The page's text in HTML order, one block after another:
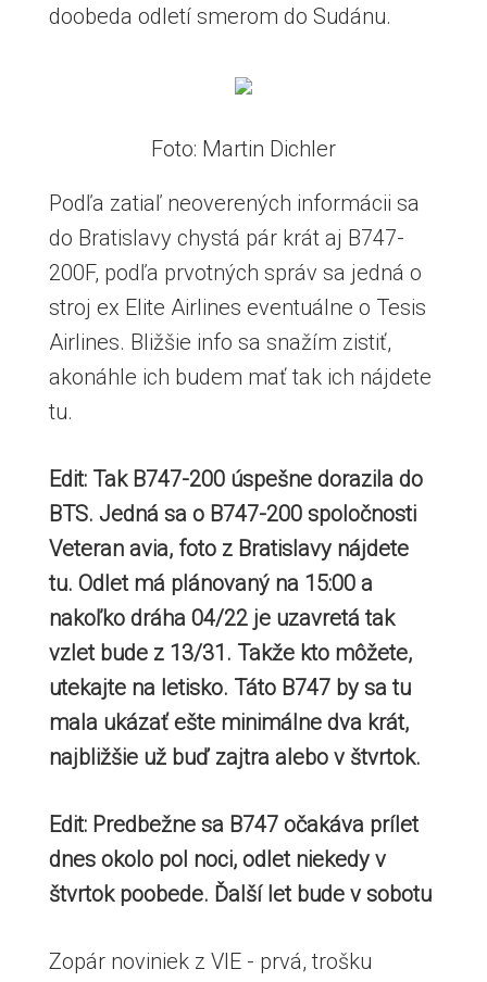
doobeda odletí smerom do Sudánu.
Foto: Martin Dichler
Podľa zatiaľ neoverených informácii sa
do Bratislavy chystá pár krát aj B747-
200F, podľa prvotných správ sa jedná o
stroj ex Elite Airlines eventuálne o Tesis
Airlines. Bližšie info sa snažím zistiť,
akonáhle ich budem mať tak ich nájdete
tu.
Edit: Tak B747-200 úspešne dorazila do
BTS. Jedná sa o B747-200 spoločnosti
Veteran avia, foto z Bratislavy nájdete
tu. Odlet má plánovaný na 15:00 a
nakoľko dráha 04/22 je uzavretá tak
vzlet bude z 13/31. Takže kto môžete,
utekajte na letisko. Táto B747 by sa tu
mala ukázať ešte minimálne dva krát,
najbližšie už buď zajtra alebo v štvrtok.
Edit: Predbežne sa B747 očakáva prílet
dnes okolo pol noci, odlet niekedy v
štvrtok poobede. Ďalší let bude v sobotu
Zopár noviniek z VIE - prvá, trošku